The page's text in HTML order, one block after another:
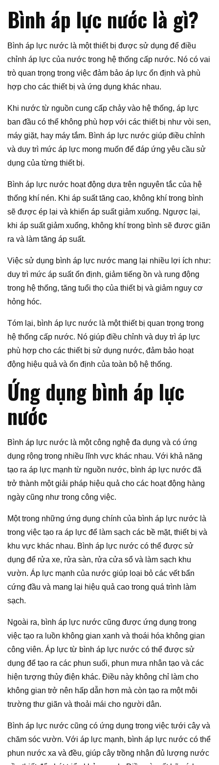
Bình áp lực nước là gì?
Bình áp lực nước là một thiết bị được sử dụng để điều
chỉnh áp lực của nước trong hệ thống cấp nước. Nó có vai
trò quan trọng trong việc đảm bảo áp lực ổn định và phù
hợp cho các thiết bị và ứng dụng khác nhau.
Khi nước từ nguồn cung cấp chảy vào hệ thống, áp lực
ban đầu có thể không phù hợp với các thiết bị như vòi sen,
máy giặt, hay máy tắm. Bình áp lực nước giúp điều chỉnh
và duy trì mức áp lực mong muốn để đáp ứng yêu cầu sử
dụng của từng thiết bị.
Bình áp lực nước hoạt động dựa trên nguyên tắc của hệ
thống khí nén. Khi áp suất tăng cao, không khí trong bình
sẽ được ép lại và khiến áp suất giảm xuống. Ngược lại,
khi áp suất giảm xuống, không khí trong bình sẽ được giãn
ra và làm tăng áp suất.
Việc sử dụng bình áp lực nước mang lại nhiều lợi ích như:
duy trì mức áp suất ổn định, giảm tiếng ồn và rung động
trong hệ thống, tăng tuổi thọ của thiết bị và giảm nguy cơ
hỏng hóc.
Tóm lại, bình áp lực nước là một thiết bị quan trọng trong
hệ thống cấp nước. Nó giúp điều chỉnh và duy trì áp lực
phù hợp cho các thiết bị sử dụng nước, đảm bảo hoạt
động hiệu quả và ổn định của toàn bộ hệ thống.
Ứng dụng bình áp lực
nước
Bình áp lực nước là một công nghệ đa dụng và có ứng
dụng rộng trong nhiều lĩnh vực khác nhau. Với khả năng
tạo ra áp lực mạnh từ nguồn nước, bình áp lực nước đã
trở thành một giải pháp hiệu quả cho các hoạt động hàng
ngày cũng như trong công việc.
Một trong những ứng dụng chính của bình áp lực nước là
trong việc tạo ra áp lực để làm sạch các bề mặt, thiết bị và
khu vực khác nhau. Bình áp lực nước có thể được sử
dụng để rửa xe, rửa sàn, rửa cửa sổ và làm sạch khu
vườn. Áp lực mạnh của nước giúp loại bỏ các vết bẩn
cứng đầu và mang lại hiệu quả cao trong quá trình làm
sạch.
Ngoài ra, bình áp lực nước cũng được ứng dụng trong
việc tạo ra luồn không gian xanh và thoái hóa không gian
công viên. Áp lực từ bình áp lực nước có thể được sử
dụng để tạo ra các phun suối, phun mưa nhân tạo và các
hiện tượng thủy điện khác. Điều này không chỉ làm cho
không gian trở nên hấp dẫn hơn mà còn tạo ra một môi
trường thư giãn và thoải mái cho người dân.
Bình áp lực nước cũng có ứng dụng trong việc tưới cây và
chăm sóc vườn. Với áp lực mạnh, bình áp lực nước có thể
phun nước xa và đều, giúp cây trồng nhận đủ lượng nước